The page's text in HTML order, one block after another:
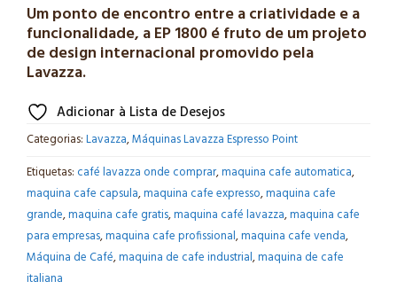
Um ponto de encontro entre a criatividade e a
funcionalidade, a EP 1800 é fruto de um projeto
de design internacional promovido pela
Lavazza.
Adicionar à Lista de Desejos
Categorias:Lavazza,Máquinas Lavazza Espresso Point
Etiquetas: café lavazza onde comprar,maquina cafe automatica,
maquina cafe capsula,maquina cafe expresso,maquina cafe
grande,maquina cafe gratis,maquina café lavazza,maquina cafe
para empresas,maquina cafe profissional,maquina cafe venda,
Máquina de Café,maquina de cafe industrial,maquina de cafe
italiana